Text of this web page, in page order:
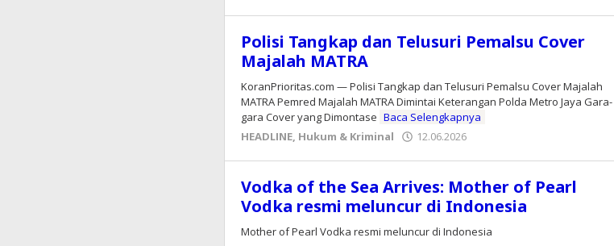
Polisi Tangkap dan Telusuri Pemalsu Cover
Majalah MATRA
KoranPrioritas.com — Polisi Tangkap dan Telusuri Pemalsu Cover Majalah
MATRA Pemred Majalah MATRA Dimintai Keterangan Polda Metro Jaya Gara-
gara Cover yang Dimontase Baca Selengkapnya
HEADLINE, Hukum & Kriminal 12.06.2026
Vodka of the Sea Arrives: Mother of Pearl
Vodka resmi meluncur di Indonesia
Mother of Pearl Vodka resmi meluncur di Indonesia